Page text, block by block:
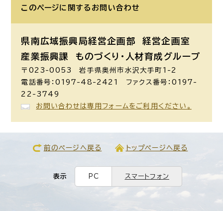
このページに関する お問い合わせ
県南広域振興局経営企画部 経営企画室
産業振興課 ものづくり・人材育成グループ
〒023-0053 岩手県奥州市水沢大手町1-2
電話番号：0197-48-2421 ファクス番号：0197-
22-3749
お問い合わせは専用フォームをご利用ください。
前のページへ戻る トップページへ戻る
表示 PC スマートフォン